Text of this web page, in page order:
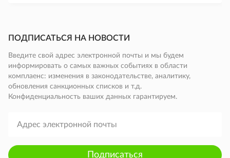
ПОДПИСАТЬСЯ НА НОВОСТИ
Введите свой адрес электронной почты и мы будем
информировать о самых важных событиях в области
комплаенс: изменения в законодательстве, аналитику,
обновления санкционных списков и т.д.
Конфиденциальность ваших данных гарантируем.
Подписаться